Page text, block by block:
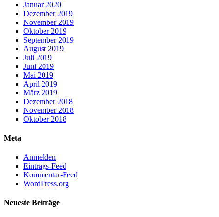
Januar 2020
Dezember 2019
November 2019
Oktober 2019
September 2019
August 2019
Juli 2019
Juni 2019
Mai 2019
April 2019
März 2019
Dezember 2018
November 2018
Oktober 2018
Meta
Anmelden
Eintrags-Feed
Kommentar-Feed
WordPress.org
Neueste Beiträge